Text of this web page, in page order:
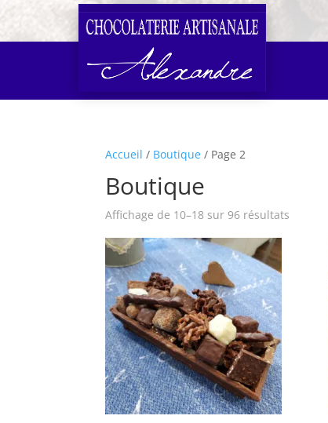
Accueil / Boutique / Page 2
Boutique
Affichage de 10–18 sur 96 résultats